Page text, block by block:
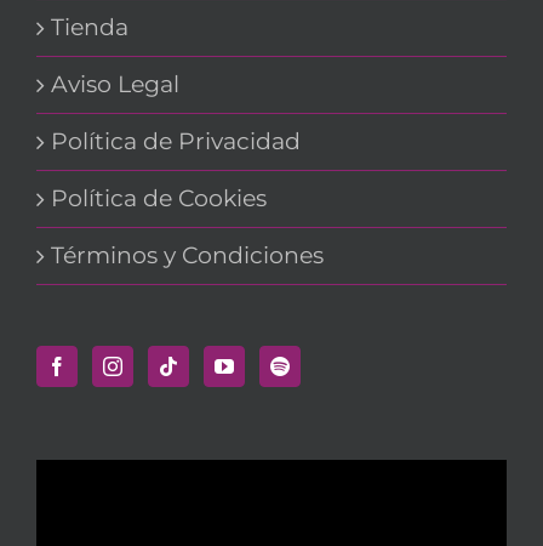
Tienda
Aviso Legal
Política de Privacidad
Política de Cookies
Términos y Condiciones